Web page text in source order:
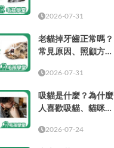
點2026-07-31
老貓掉牙齒正常嗎？
常見原因、照顧方式
2026-07-31
吸貓是什麼？為什麼
人喜歡吸貓、貓咪味
2026-07-24